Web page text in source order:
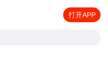
打开APP